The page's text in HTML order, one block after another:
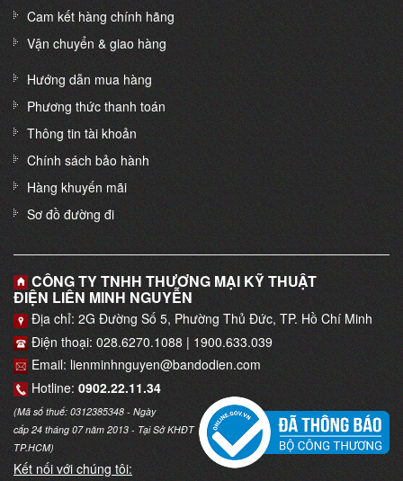
Cam kết hàng chính hãng
Vận chuyển & giao hàng
Hướng dẫn mua hàng
Phương thức thanh toán
Thông tin tài khoản
Chính sách bảo hành
Hàng khuyến mãi
Sơ đồ đường đi
CÔNG TY TNHH THƯƠNG MẠI KỸ THUẬT
ĐIỆN LIÊN MINH NGUYỄN
Địa chỉ: 2G Đường Số 5, Phường Thủ Đức, TP. Hồ Chí Minh
Điện thoại: 028.6270.1088 | 1900.633.039
Email: lienminhnguyen@bandodien.com
Hotline: 0902.22.11.34
(Mã số thuế: 0312385348 - Ngày
cấp 24 tháng 07 năm 2013 - Tại Sở KHĐT
TP.HCM)
Kết nối với chúng tôi: